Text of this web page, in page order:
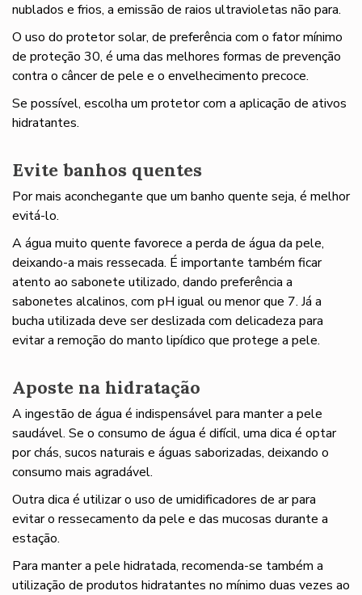
nublados e frios, a emissão de raios ultravioletas não para.
O uso do protetor solar, de preferência com o fator mínimo
de proteção 30, é uma das melhores formas de prevenção
contra o câncer de pele e o envelhecimento precoce.
Se possível, escolha um protetor com a aplicação de ativos
hidratantes.
Evite banhos quentes
Por mais aconchegante que um banho quente seja, é melhor
evitá-lo.
A água muito quente favorece a perda de água da pele,
deixando-a mais ressecada. É importante também ficar
atento ao sabonete utilizado, dando preferência a
sabonetes alcalinos, com pH igual ou menor que 7. Já a
bucha utilizada deve ser deslizada com delicadeza para
evitar a remoção do manto lipídico que protege a pele.
Aposte na hidratação
A ingestão de água é indispensável para manter a pele
saudável. Se o consumo de água é difícil, uma dica é optar
por chás, sucos naturais e águas saborizadas, deixando o
consumo mais agradável.
Outra dica é utilizar o uso de umidificadores de ar para
evitar o ressecamento da pele e das mucosas durante a
estação.
Para manter a pele hidratada, recomenda-se também a
utilização de produtos hidratantes no mínimo duas vezes ao